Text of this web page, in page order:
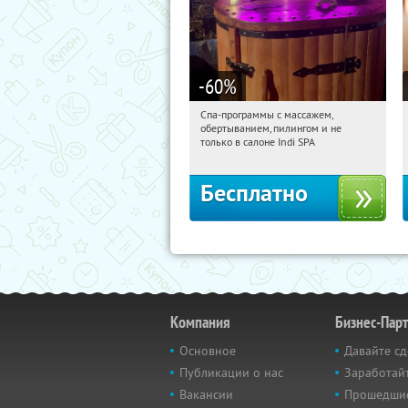
-60%
10:11:17 Получили:
Потапово
Спа-программы с массажем,
обертыванием, пилингом и не
только в салоне Indi SPA
Бесплатно
Компания
Основное
Публикации о нас
Вакансии
Бизнес-
Давайте